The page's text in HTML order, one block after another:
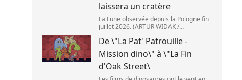
laissera un cratère
La Lune observée depuis la Pologne fin
juillet 2026. (ARTUR WIDAK /
fusée de SpaceX doit s\'écraser
accidentellement sur la Lune,mercredi
5 août. Cette coll
De \"La Pat' Patrouille -
Mission dino\" à \"La Fin
d'Oak Street\